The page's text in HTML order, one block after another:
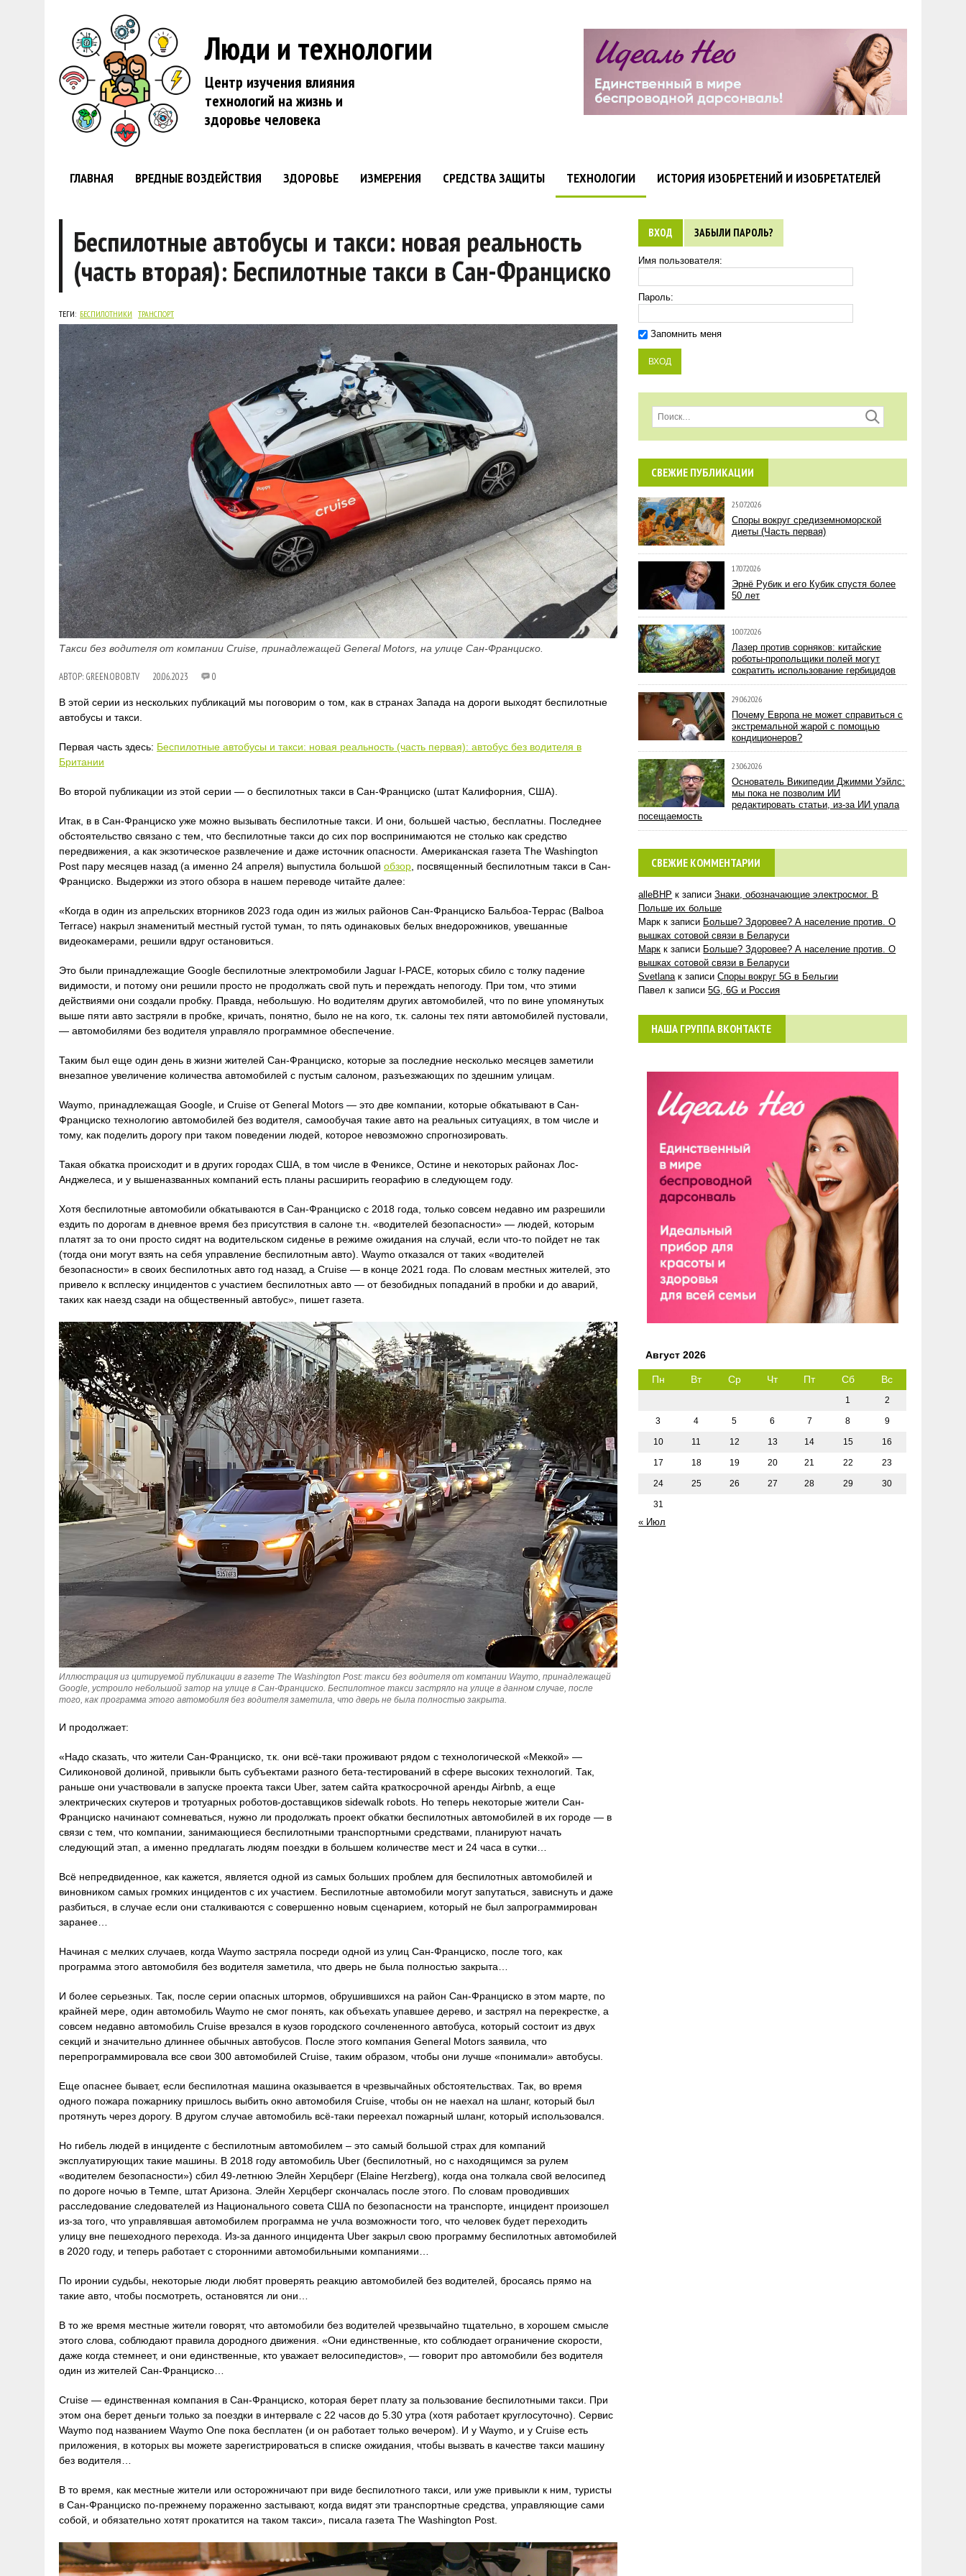
Люди и технологии
Центр изучения влияния
технологий на жизнь и
здоровье человека
ГЛАВНАЯ ВРЕДНЫЕ ВОЗДЕЙСТВИЯ ЗДОРОВЬЕ ИЗМЕРЕНИЯ СРЕДСТВА ЗАЩИТЫ ТЕХНОЛОГИИ ИСТОРИЯ ИЗОБРЕТЕНИЙ И ИЗОБРЕТАТЕЛЕЙ
Беспилотные автобусы и такси: новая реальность
(часть вторая): Беспилотные такси в Сан-Франциско
ТЕГИ: БЕСПИЛОТНИКИ ТРАНСПОРТ
Такси без водителя от компании Cruise, принадлежащей General Motors, на улице Сан-Франциско.
АВТОР: GREEN.OBOB.TV 20.06.2023 0
В этой серии из нескольких публикаций мы поговорим о том, как в странах Запада на дороги выходят беспилотные
автобусы и такси.
Первая часть здесь: Беспилотные автобусы и такси: новая реальность (часть первая): автобус без водителя в
Британии
Во второй публикации из этой серии — о беспилотных такси в Сан-Франциско (штат Калифорния, США).
Итак, в в Сан-Франциско уже можно вызывать беспилотные такси. И они, большей частью, бесплатны. Последнее
обстоятельство связано с тем, что беспилотные такси до сих пор воспринимаются не столько как средство
передвижения, а как экзотическое развлечение и даже источник опасности. Американская газета The Washington
Post пару месяцев назад (а именно 24 апреля) выпустила большой обзор , посвященный беспилотным такси в Сан-
Франциско. Выдержки из этого обзора в нашем переводе читайте далее:
«Когда в один из апрельских вторников 2023 года один из жилых районов Сан-Франциско Бальбоа-Террас (Balboa
Terrace) накрыл знаменитый местный густой туман, то пять одинаковых белых внедорожников, увешанные
видеокамерами, решили вдруг остановиться.
Это были принадлежащие Google беспилотные электромобили Jaguar I-PACE, которых сбило с толку падение
видимости, и потому они решили просто не продолжать свой путь и переждать непогоду. При том, что этими
действиями они создали пробку. Правда, небольшую. Но водителям других автомобилей, что по вине упомянутых
выше пяти авто застряли в пробке, кричать, понятно, было не на кого, т.к. салоны тех пяти автомобилей пустовали,
— автомобилями без водителя управляло программное обеспечение.
Таким был еще один день в жизни жителей Сан-Франциско, которые за последние несколько месяцев заметили
внезапное увеличение количества автомобилей с пустым салоном, разъезжающих по здешним улицам.
Waymo, принадлежащая Google, и Cruise от General Motors — это две компании, которые обкатывают в Сан-
Франциско технологию автомобилей без водителя, самообучая такие авто на реальных ситуациях, в том числе и
тому, как поделить дорогу при таком поведении людей, которое невозможно спрогнозировать.
Такая обкатка происходит и в других городах США, в том числе в Фениксе, Остине и некоторых районах Лос-
Анджелеса, и у вышеназванных компаний есть планы расширить георафию в следующем году.
Хотя беспилотные автомобили обкатываются в Сан-Франциско с 2018 года, только совсем недавно им разрешили
ездить по дорогам в дневное время без присутствия в салоне т.н. «водителей безопасности» — людей, которым
платят за то они просто сидят на водительском сиденье в режиме ожидания на случай, если что-то пойдет не так
(тогда они могут взять на себя управление беспилотным авто). Waymo отказался от таких «водителей
безопасности» в своих беспилотных авто год назад, а Cruise — в конце 2021 года. По словам местных жителей, это
привело к всплеску инцидентов с участием беспилотных авто — от безобидных попаданий в пробки и до аварий,
таких как наезд сзади на общественный автобус», пишет газета.
Иллюстрация из цитируемой публикации в газете The Washington Post: такси без водителя от компании Waymo, принадлежащей
Google, устроило небольшой затор на улице в Сан-Франциско. Беспилотное такси застряло на улице в данном случае, после
того, как программа этого автомобиля без водителя заметила, что дверь не была полностью закрыта.
И продолжает:
«Надо сказать, что жители Сан-Франциско, т.к. они всё-таки проживают рядом с технологической «Меккой» —
Силиконовой долиной, привыкли быть субъектами разного бета-тестирований в сфере высоких технологий. Так,
раньше они участвовали в запуске проекта такси Uber, затем сайта краткосрочной аренды Airbnb, а еще
электрических скутеров и тротуарных роботов-доставщиков sidewalk robots. Но теперь некоторые жители Сан-
Франциско начинают сомневаться, нужно ли продолжать проект обкатки беспилотных автомобилей в их городе — в
связи с тем, что компании, занимающиеся беспилотными транспортными средствами, планируют начать
следующий этап, а именно предлагать людям поездки в большем количестве мест и 24 часа в сутки…
Всё непредвиденное, как кажется, является одной из самых больших проблем для беспилотных автомобилей и
виновником самых громких инцидентов с их участием. Беспилотные автомобили могут запутаться, зависнуть и даже
разбиться, в случае если они сталкиваются с совершенно новым сценарием, который не был запрограммирован
заранее…
Начиная с мелких случаев, когда Waymo застряла посреди одной из улиц Сан-Франциско, после того, как
программа этого автомобиля без водителя заметила, что дверь не была полностью закрыта…
И более серьезных. Так, после серии опасных штормов, обрушившихся на район Сан-Франциско в этом марте, по
крайней мере, один автомобиль Waymo не смог понять, как объехать упавшее дерево, и застрял на перекрестке, а
совсем недавно автомобиль Cruise врезался в кузов городского сочлененного автобуса, который состоит из двух
секций и значительно длиннее обычных автобусов. После этого компания General Motors заявила, что
перепрограммировала все свои 300 автомобилей Cruise, таким образом, чтобы они лучше «понимали» автобусы.
Еще опаснее бывает, если беспилотная машина оказывается в чрезвычайных обстоятельствах. Так, во время
одного пожара пожарнику пришлось выбить окно автомобиля Cruise, чтобы он не наехал на шланг, который был
протянуть через дорогу. В другом случае автомобиль всё-таки переехал пожарный шланг, который использовался.
Но гибель людей в инциденте с беспилотным автомобилем – это самый большой страх для компаний
эксплуатирующих такие машины. В 2018 году автомобиль Uber (беспилотный, но с находящимся за рулем
«водителем безопасности») сбил 49-летнюю Элейн Херцберг (Elaine Herzberg), когда она толкала свой велосипед
по дороге ночью в Темпе, штат Аризона. Элейн Херцберг скончалась после этого. По словам проводивших
расследование следователей из Национального совета США по безопасности на транспорте, инцидент произошел
из-за того, что управлявшая автомобилем программа не учла возможности того, что человек будет переходить
улицу вне пешеходного перехода. Из-за данного инцидента Uber закрыл свою программу беспилотных автомобилей
в 2020 году, и теперь работает с сторонними автомобильными компаниями…
По иронии судьбы, некоторые люди любят проверять реакцию автомобилей без водителей, бросаясь прямо на
такие авто, чтобы посмотреть, остановятся ли они…
В то же время местные жители говорят, что автомобили без водителей чрезвычайно тщательно, в хорошем смысле
этого слова, соблюдают правила дородного движения. «Они единственные, кто соблюдает ограничение скорости,
даже когда стемнеет, и они единственные, кто уважает велосипедистов», — говорит про автомобили без водителя
один из жителей Сан-Франциско…
Cruise — единственная компания в Сан-Франциско, которая берет плату за пользование беспилотными такси. При
этом она берет деньги только за поездки в интервале с 22 часов до 5.30 утра (хотя работает круглосуточно). Сервис
Waymo под названием Waymo One пока бесплатен (и он работает только вечером). И у Waymo, и у Cruise есть
приложения, в которых вы можете зарегистрироваться в списке ожидания, чтобы вызвать в качестве такси машину
без водителя…
В то время, как местные жители или осторожничают при виде беспилотного такси, или уже привыкли к ним, туристы
в Сан-Франциско по-прежнему пораженно застывают, когда видят эти транспортные средства, управляющие сами
собой, и обязательно хотят прокатится на таком такси», писала газета The Washington Post.
ВХОД ЗАБЫЛИ ПАРОЛЬ?
Имя пользователя:
Пароль:
Запомнить меня
СВЕЖИЕ ПУБЛИКАЦИИ
25.07.2026
Споры вокруг средиземноморской
диеты (Часть первая)
17.07.2026
Эрнё Рубик и его Кубик спустя более
50 лет
10.07.2026
Лазер против сорняков: китайские
роботы-пропольщики полей могут
сократить использование гербицидов
29.06.2026
Почему Европа не может справиться с
экстремальной жарой с помощью
кондиционеров?
23.06.2026
Основатель Википедии Джимми Уэйлс:
мы пока не позволим ИИ
редактировать статьи, из-за ИИ упала
посещаемость
СВЕЖИЕ КОММЕНТАРИИ
alleBHP к записиЗнаки, обозначающие электросмог. В
Польше их больше
Марк к записи Больше? Здоровее? А население против. О
вышках сотовой связи в Беларуси
Марк к записи Больше? Здоровее? А население против. О
вышках сотовой связи в Беларуси
Svetlana к записиСпоры вокруг 5G в Бельгии
Павел к записи5G, 6G и Россия
НАША ГРУППА ВКОНТАКТЕ
Август 2026
Пн Вт Ср Чт Пт Сб Вс
1 2
3 4 5 6 7 8 9
10 11 12 13 14 15 16
17 18 19 20 21 22 23
24 25 26 27 28 29 30
31
« Июл